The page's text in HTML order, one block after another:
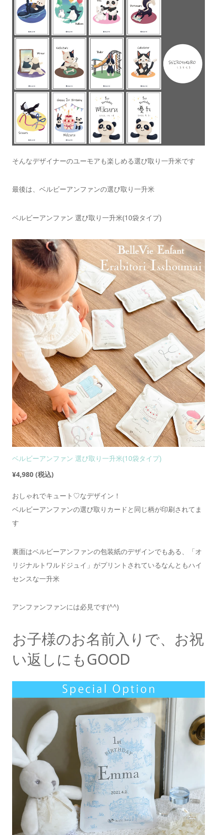
そんなデザイナーのユーモアも楽しめる選び取り一升米です
最後は、ベルビーアンファンの選び取り一升米
ベルビーアンファン 選び取り一升米(10袋タイプ)
ベルビーアンファン 選び取り一升米(10袋タイプ)
¥4,980 (税込)
おしゃれでキュート♡なデザイン！
ベルビーアンファンの選び取りカードと同じ柄が印刷されてま
す
裏面はベルビーアンファンの包装紙のデザインでもある、「オ
リジナルトワルドジュイ」がプリントされているなんともハイ
センスな一升米
アンファンファンには必見です(^^)
お子様のお名前入りで、お祝
い返しにもGOOD